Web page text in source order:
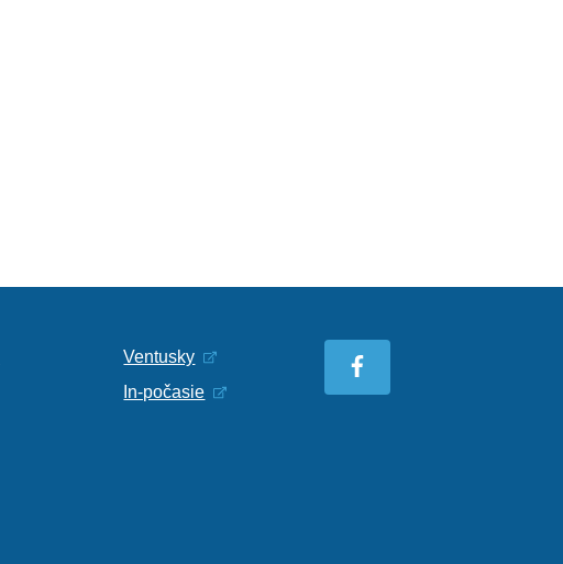
Ventusky
In-počasie